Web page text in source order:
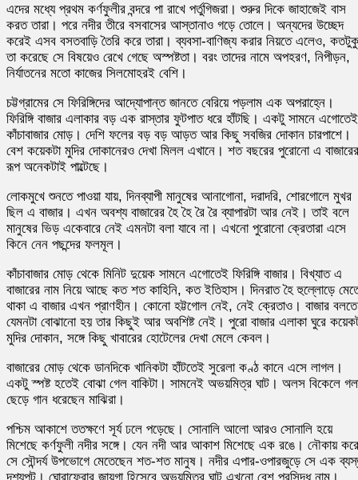
এদের মধ্যে প্রথম কর্ণফুলীর বন্দরে পা রাখে পর্তুগিজরা। শুরুর দিকে জাহাজেই বাস
করত তারা। পরে নদীর তীরে বসবাসের আস্তানাও গড়ে তোলে। অন্যদের উচ্ছেদ
করেই এসব বসতবাড়ি তৈরি করে তারা। ব্যবসা-বাণিজ্য করার নিয়তে এলেও, কতটুকু
তা করেছে সে বিষয়েও রেখে গেছে অস্পষ্টতা। বরং তাদের নামে অপহরণ, নিপীড়ন,
নির্যাতনের মতো কাজের সিলমোহরই বেশি।
চট্টগ্রামের সে ফিরিঙ্গিদের আদ্যোপান্ত জানতে বেরিয়ে পড়লাম এক অপরাহ্নে।
ফিরিঙ্গি বাজার এলাকার বড় এক রাস্তার ফুটপাত ধরে হাঁটছি। একটু সামনে এগোতেই
কাঁচাবাজার মোড়। দেশি ফলের বড় বড় আড়ত আর কিছু সবজির দোকান চারপাশে।
বেশ কয়েকটা মুদির দোকানেরও দেখা মিলল এখানে। শত বছরের পুরোনো এ বাজারের
রূপ অনেকটাই পাল্টেছে।
লোকমুখে শুনতে পাওয়া যায়, দিনব্যাপী মানুষের আনাগোনা, দরাদরি, শোরগোলে মুখর
ছিল এ বাজার। এখন অবশ্য বাজারের হৈ হৈ রৈ রৈ ব্যাপারটা আর নেই। তাই বলে
মানুষের ভিড় একেবারে নেই এমনটা বলা যাবে না। এখনো পুরোনো ক্রেতারা এসে
কিনে নেন পছন্দের ফলমূল।
কাঁচাবাজার মোড় থেকে মিনিট দুয়েক সামনে এগোতেই ফিরিঙ্গি বাজার। বিখ্যাত এ
বাজারের নাম নিয়ে আছে কত শত কাহিনি, কত ইতিহাস। দিনরাত হৈ হুল্লোড়ে
থাকা এ বাজার এখন প্রাণহীন। কোনো হট্টগোল নেই, নেই ক্রেতাও। বাজার বলতে
যেমনটা বোঝানো হয় তার কিছুই আর অবশিষ্ট নেই। পুরো বাজার এলাকা ঘুরে
মুদির দোকান, সঙ্গে কিছু খাবারের হোটেলের দেখা মেলে কেবল।
বাজারের মোড় থেকে ডানদিকে খানিকটা হাঁটতেই সুরেলা কণ্ঠ কানে এসে লাগল।
একটু স্পষ্ট হতেই বোঝা গেল বাকিটা। সামনেই অভয়মিত্র ঘাট। অলস বিকেলে
ছেড়ে গান ধরেছেন মাঝিরা।
পশ্চিম আকাশে ততক্ষণে সূর্য ঢলে পড়েছে। সোনালি আলো আরও সোনালি হয়ে
মিশেছে কর্ণফুলী নদীর সঙ্গে। যেন নদী আর আকাশ মিশেছে এক রঙে। নৌকায় করে
সে সৌন্দর্য উপভোগে মেতেছেন শত-শত মানুষ। নদীর এপার-ওপারজুড়ে সে এক
দৃশ্যপট। ঘোরাফেরার জায়গা হিসেবে অভয়মিত্র ঘাট এখনো বেশ প্রসিদ্ধ নাম।